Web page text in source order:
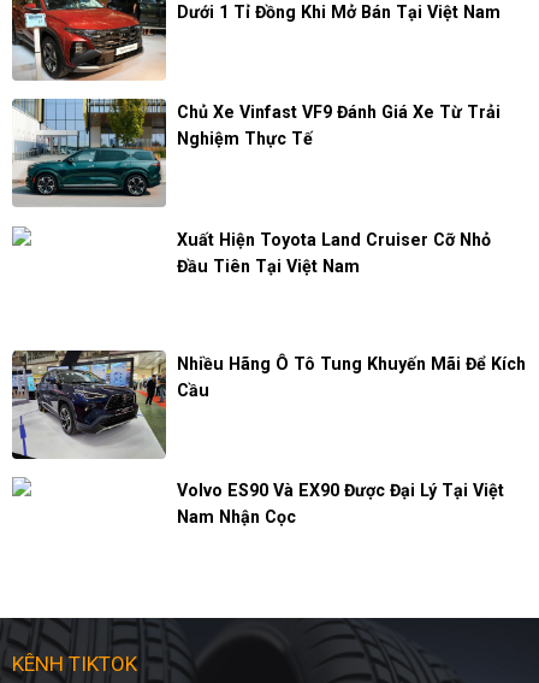
Dưới 1 Tỉ Đồng Khi Mở Bán Tại Việt Nam
Chủ Xe Vinfast VF9 Đánh Giá Xe Từ Trải
Nghiệm Thực Tế
Xuất Hiện Toyota Land Cruiser Cỡ Nhỏ
Đầu Tiên Tại Việt Nam
Nhiều Hãng Ô Tô Tung Khuyến Mãi Để Kích
Cầu
Volvo ES90 Và EX90 Được Đại Lý Tại Việt
Nam Nhận Cọc
KÊNH TIKTOK